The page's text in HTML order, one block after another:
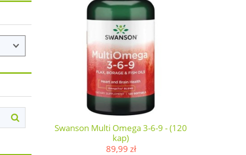
Swanson Multi Omega 3-6-9 - (120
kap)
89,99 zł